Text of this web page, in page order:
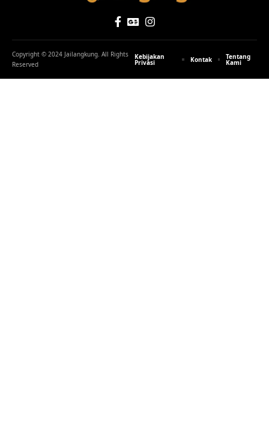
Copyright © 2024 Jailangkung. All Rights
Reserved
Kebijakan
Privasi Kontak Tentang
Kami